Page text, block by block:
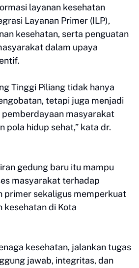
layanan kesehatan
Layanan Primer (ILP),
kesehatan, serta penguatan
dalam upaya
Tinggi Piliang tidak hanya
tetapi juga menjadi
pemberdayaan masyarakat
pola hidup sehat,” kata dr.
gedung baru itu mampu
masyarakat terhadap
primer sekaligus memperkuat
kesehatan di Kota
kesehatan, jalankan tugas
jawab, integritas, dan